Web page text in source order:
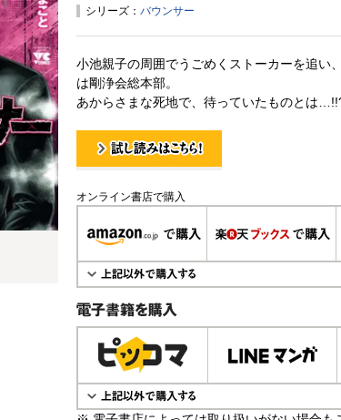
シリーズ： バウンサー
小池親子の周囲でうごめくストーカーを追い
は剛浄会総本部。
あからさまな死地で、待っていたものとは
オンライン書店で購入
電子書籍で購入